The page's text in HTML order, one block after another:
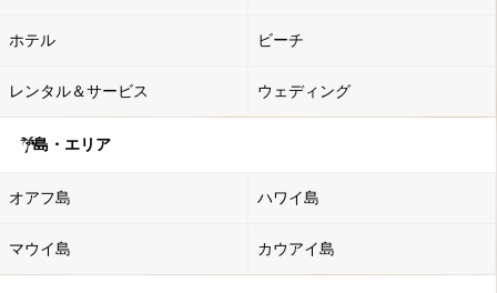
ホテル ビーチ
レンタル＆サービス ウェディング
島・エリア
オアフ島 ハワイ島
マウイ島 カウアイ島